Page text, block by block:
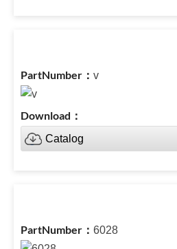
v
Catalog
6028